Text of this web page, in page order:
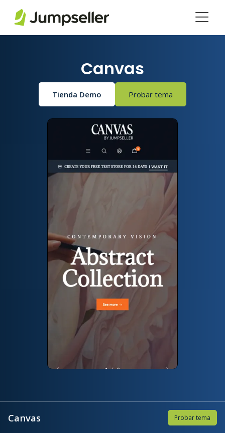
Canvas
Tienda Demo Probar tema
Canvas Probar tema